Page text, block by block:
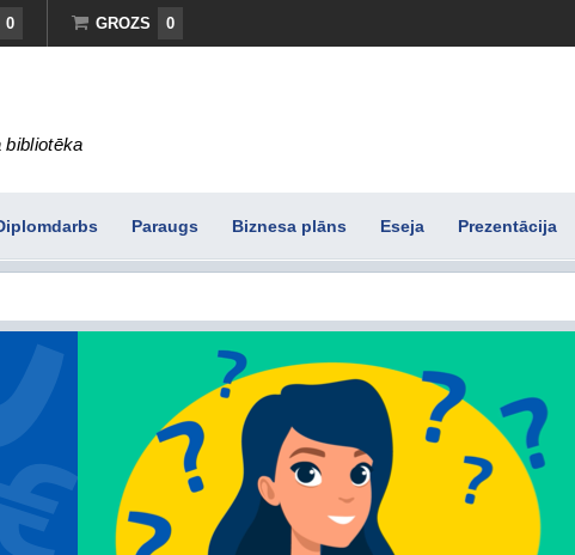
0 GROZS 0
bibliotēka
Paraugs Biznesa plāns Eseja Prezentācija